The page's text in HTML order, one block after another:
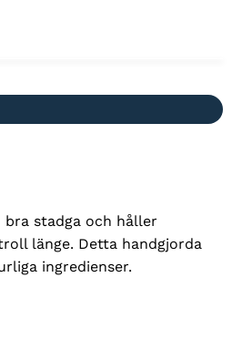
stadga och håller
länge. Detta handgjorda
ingredienser.